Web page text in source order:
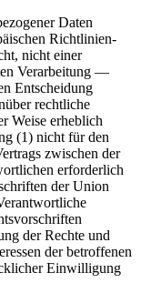
Daten
Richtlinien-
nicht einer
Verarbeitung —
Entscheidung
rechtliche
Weise erheblich
(1) nicht für den
zwischen der
erforderlich
der Union
der Rechte und
der betroffenen
Einwilligung